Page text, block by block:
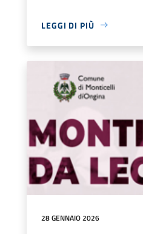
LEGGI DI PIÙ
28 GENNAIO 2026